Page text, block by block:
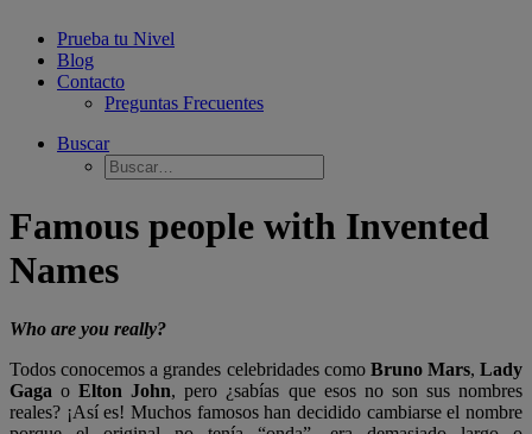
Prueba tu Nivel
Blog
Contacto
Preguntas Frecuentes
Buscar
Famous people with Invented
Names
Who are you really?
Todos conocemos a grandes celebridades como Bruno Mars, Lady
Gaga oElton John, pero ¿sabías que esos no son sus nombres
reales? ¡Así es! Muchos famosos han decidido cambiarse el nombre